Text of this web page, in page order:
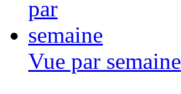
Vue par semaine